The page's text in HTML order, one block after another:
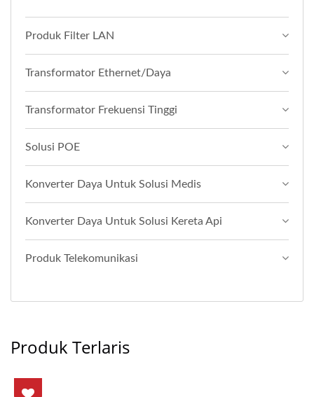
Produk Filter LAN
Transformator Ethernet/Daya
Transformator Frekuensi Tinggi
Solusi POE
Konverter Daya Untuk Solusi Medis
Konverter Daya Untuk Solusi Kereta Api
Produk Telekomunikasi
Produk Terlaris